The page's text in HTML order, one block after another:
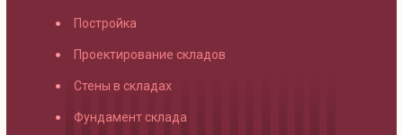
Постройка
Проектирование складов
Стены в складах
Фундамент склада